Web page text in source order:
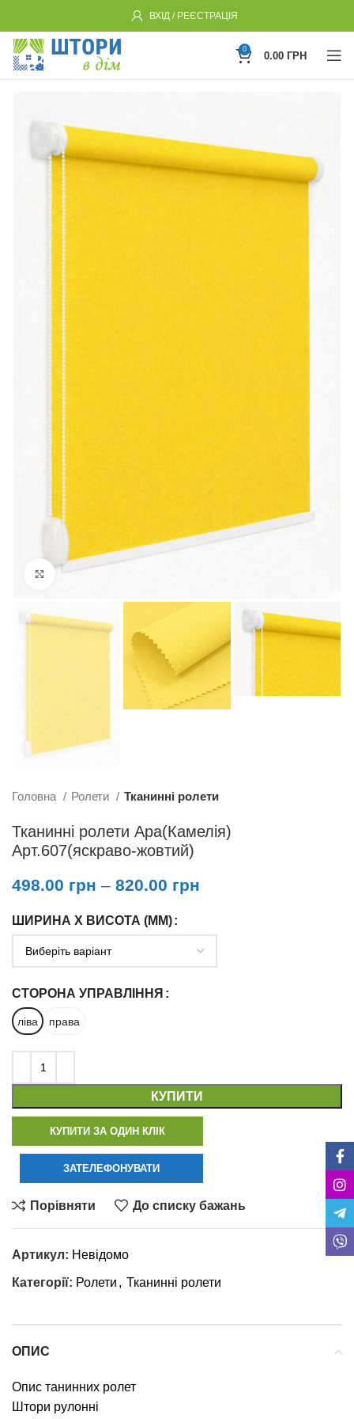
ВХІД / РЕЄСТРАЦІЯ
0
0.00 ГРН
Збільшити
Головна Ролети Тканинні ролети
Тканинні ролети Ара(Камелія)
Арт.607(яскраво-жовтий)
498.00 грн – 820.00 грн
ШИРИНА X ВИСОТА (ММ)
СТОРОНА УПРАВЛІННЯ
ліва права
КУПИТИ
КУПИТИ ЗА ОДИН КЛІК
ЗАТЕЛЕФОНУВАТИ
Порівняти До списку бажань
Артикул: Невідомо
Категорії: Ролети , Тканинні ролети
ОПИС
Опис танинних ролет
Штори рулонні